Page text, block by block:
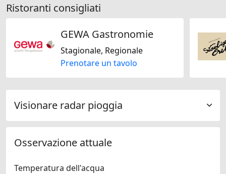
Ristoranti consigliati
GEWA Gastronomie
Stagionale, Regionale
Prenotare un tavolo
Visionare radar pioggia
Osservazione attuale
Temperatura dell'acqua